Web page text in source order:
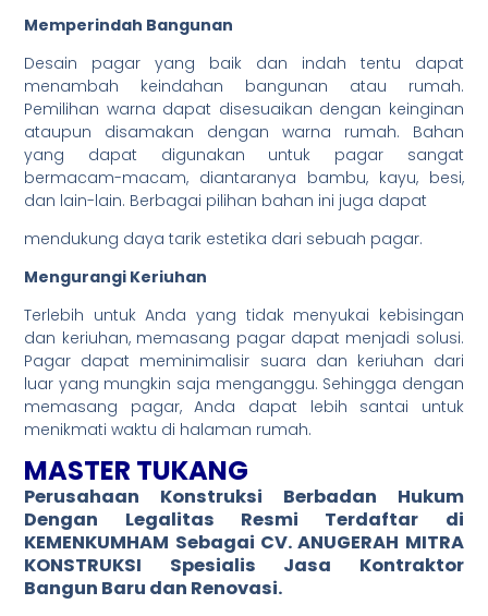
Memperindah Bangunan
Desain pagar yang baik dan indah tentu dapat
menambah keindahan bangunan atau rumah.
Pemilihan warna dapat disesuaikan dengan keinginan
ataupun disamakan dengan warna rumah. Bahan
yang dapat digunakan untuk pagar sangat
bermacam-macam, diantaranya bambu, kayu, besi,
dan lain-lain. Berbagai pilihan bahan ini juga dapat
mendukung daya tarik estetika dari sebuah pagar.
Mengurangi Keriuhan
Terlebih untuk Anda yang tidak menyukai kebisingan
dan keriuhan, memasang pagar dapat menjadi solusi.
Pagar dapat meminimalisir suara dan keriuhan dari
luar yang mungkin saja menganggu. Sehingga dengan
memasang pagar, Anda dapat lebih santai untuk
menikmati waktu di halaman rumah.
MASTER TUKANG
Perusahaan Konstruksi Berbadan Hukum
Dengan Legalitas Resmi Terdaftar di
KEMENKUMHAM Sebagai CV. ANUGERAH MITRA
KONSTRUKSI Spesialis Jasa Kontraktor
Bangun Baru dan Renovasi.